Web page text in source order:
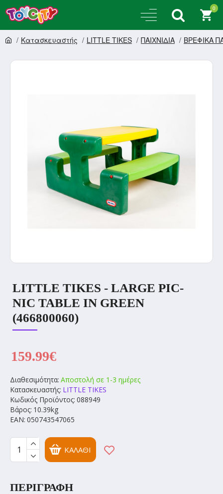
0
Κατασκευαστής LITTLE TIKES ΠΑΙΧΝΙΔΙΑ ΒΡΕΦΙΚΑ
LITTLE TIKES - LARGE PIC-
NIC TABLE IN GREEN
(466800060)
Διαθεσιμότητα: Αποστολή σε 1-3 ημέρες
Κατασκευαστής: LITTLE TIKES
Κωδικός Προϊόντος: 088949
Βάρος: 10.39kg
EAN: 050743547065
159.99€
ΚΑΛΆΘΙ
ΠΕΡΙΓΡΑΦΉ